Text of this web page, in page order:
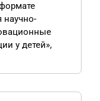
научно-
у детей»,